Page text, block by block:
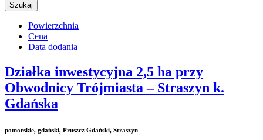
Szukaj
Powierzchnia
Cena
Data dodania
Działka inwestycyjna 2,5 ha przy
Obwodnicy Trójmiasta – Straszyn k.
Gdańska
pomorskie, gdański, Pruszcz Gdański, Straszyn